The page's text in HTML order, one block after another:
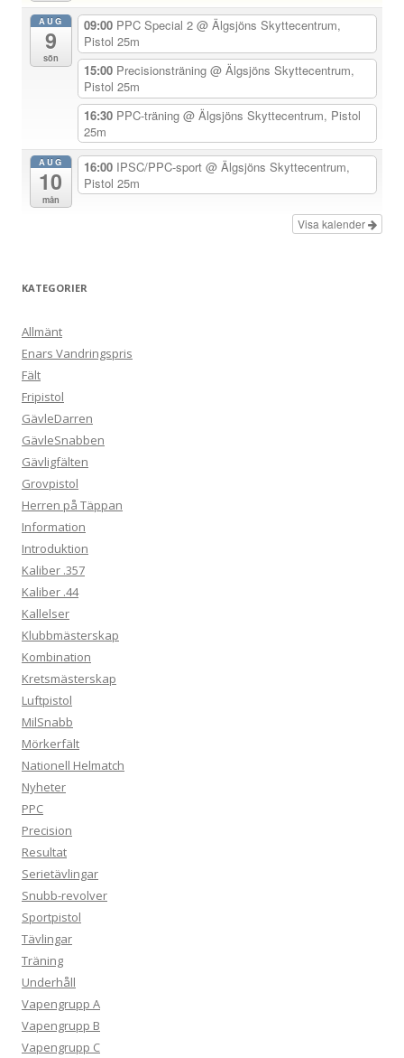
g
g
AUG
9
sön
09:00 PPC Special 2 @ Älgsjöns Skyttecentrum,
Pistol 25m
15:00 Precisionsträning @ Älgsjöns Skyttecentrum,
Pistol 25m
16:30 PPC-träning @ Älgsjöns Skyttecentrum, Pistol
25m
AUG
10
mån
16:00 IPSC/PPC-sport @ Älgsjöns Skyttecentrum,
Pistol 25m
Visa kalender
KATEGORIER
Allmänt
Enars Vandringspris
Fält
Fripistol
GävleDarren
GävleSnabben
Gävligfälten
Grovpistol
Herren på Täppan
Information
Introduktion
Kaliber .357
Kaliber .44
Kallelser
Klubbmästerskap
Kombination
Kretsmästerskap
Luftpistol
MilSnabb
Mörkerfält
Nationell Helmatch
Nyheter
PPC
Precision
Resultat
Serietävlingar
Snubb-revolver
Sportpistol
Tävlingar
Träning
Underhåll
Vapengrupp A
Vapengrupp B
Vapengrupp C